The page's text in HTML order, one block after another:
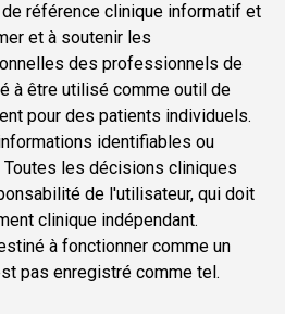
référence clinique informatif et
et à soutenir les
des professionnels de
à être utilisé comme outil de
pour des patients individuels.
identifiables ou
les décisions cliniques
de l'utilisateur, qui doit
clinique indépendant.
à fonctionner comme un
pas enregistré comme tel.